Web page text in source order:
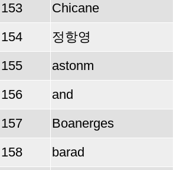
153
Chicane
154
정항영
155
astonm
156
and
157
Boanerges
158
barad